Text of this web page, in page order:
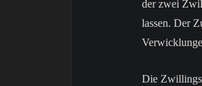
der zwei
lassen. Der
Die